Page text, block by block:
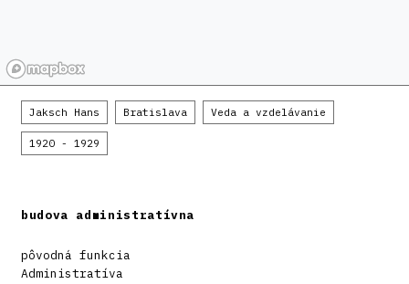
Jaksch Hans Bratislava Veda a vzdelávanie
1920 - 1929
budova administratívna
pôvodná funkcia
Administratíva